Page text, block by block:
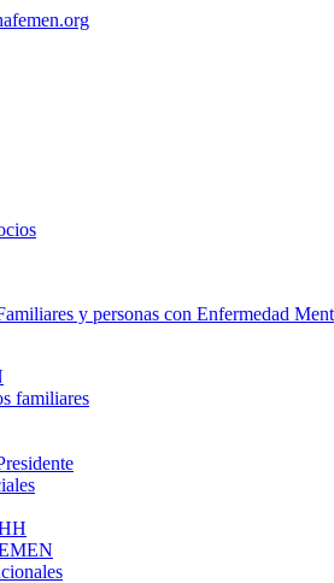
familiares